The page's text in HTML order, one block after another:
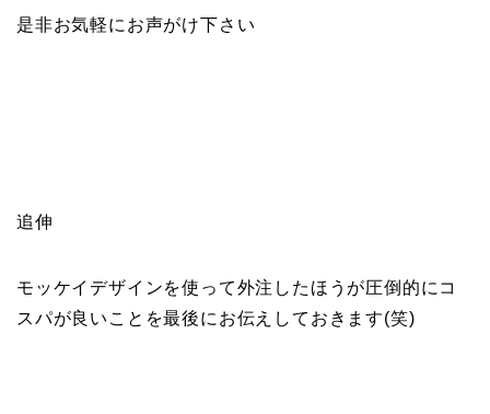
是非お気軽にお声がけ下さい
追伸
モッケイデザインを使って外注したほうが圧倒的にコ
スパが良いことを最後にお伝えしておきます(笑)